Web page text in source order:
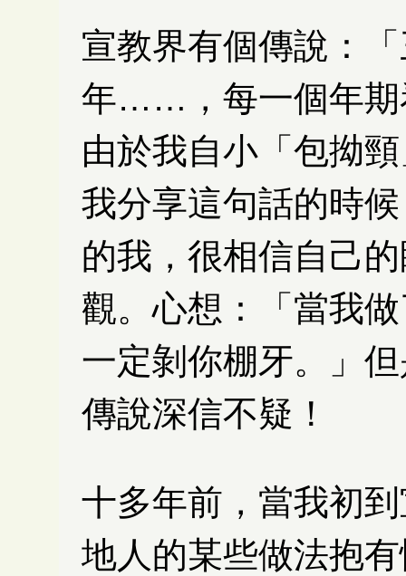
宣教界有個傳說：
年……，每一個年期
由於我自小「包拗
我分享這句話的時
的我，很相信自己
觀。心想：「當我
一定剝你棚牙。」
傳說深信不疑！
十多年前，當我初
地人的某些做法抱